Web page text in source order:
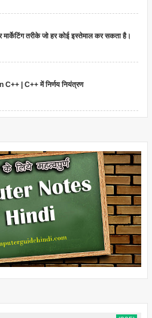
तरीके जो हर कोई इस्तेमाल कर सकता है।
| C++ में निर्णय नियंत्रण